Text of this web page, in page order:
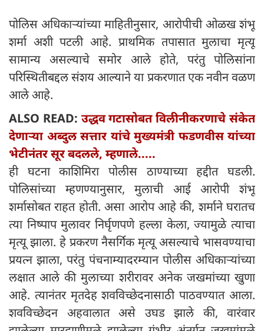
पोलिस अधिकाऱ्यांच्या माहितीनुसार, आरोपीची ओळख शंभू
शर्मा अशी पटली आहे. प्राथमिक तपासात मुलाचा मृत्यू
सामान्य असल्याचे समोर आले होते, परंतु पोलिसांना
परिस्थितीबद्दल संशय आल्याने या प्रकरणात एक नवीन वळण
आले आहे.
ALSO READ: उद्धव गटासोबत विलीनीकरणाचे संकेत
देणाऱ्या अब्दुल सत्तार यांचे मुख्यमंत्री फडणवीस यांच्या
भेटीनंतर सूर बदलले, म्हणाले.....
ही घटना काशिमिरा पोलीस ठाण्याच्या हद्दीत घडली.
पोलिसांच्या म्हणण्यानुसार, मुलाची आई आरोपी शंभू
शर्मासोबत राहत होती. असा आरोप आहे की, शर्माने घरातच
त्या निष्पाप मुलावर निर्घृणपणे हल्ला केला, ज्यामुळे त्याचा
मृत्यू झाला. हे प्रकरण नैसर्गिक मृत्यू असल्याचे भासवण्याचा
प्रयत्न झाला, परंतु पंचनाम्यादरम्यान पोलीस अधिकाऱ्यांच्या
लक्षात आले की मुलाच्या शरीरावर अनेक जखमांच्या खुणा
आहे. त्यानंतर मृतदेह शवविच्छेदनासाठी पाठवण्यात आला.
शवविच्छेदन अहवालात असे उघड झाले की, वारंवार